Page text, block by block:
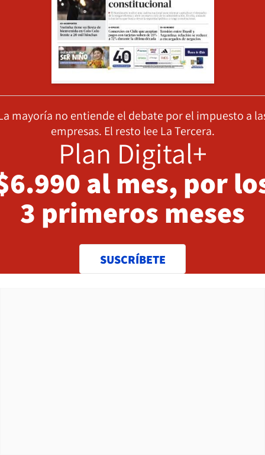
mayoría no entiende el debate por el impuesto a
empresas. El resto lee La Tercera.
Plan Digital+
al mes, por
3 primeros meses
SUSCRÍBETE